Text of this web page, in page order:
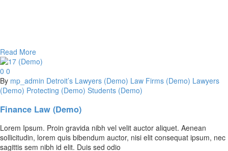
Read More
0 0
By mp_admin Detroit’s Lawyers (Demo) Law Firms (Demo) Lawyers
(Demo) Protecting (Demo) Students (Demo)
Finance Law (Demo)
Lorem Ipsum. Proin gravida nibh vel velit auctor aliquet. Aenean
sollicitudin, lorem quis bibendum auctor, nisi elit consequat ipsum, nec
sagittis sem nibh id elit. Duis sed odio